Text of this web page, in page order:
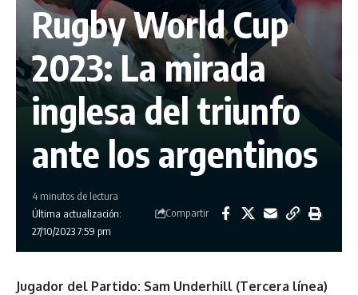
Rugby World Cup
2023: La mirada
inglesa del triunfo
ante los argentinos
Última actualización:
27/10/2023 7:59 pm
4 minutos de lectura
Compartir
Jugador del Partido: Sam Underhill (Tercera línea)